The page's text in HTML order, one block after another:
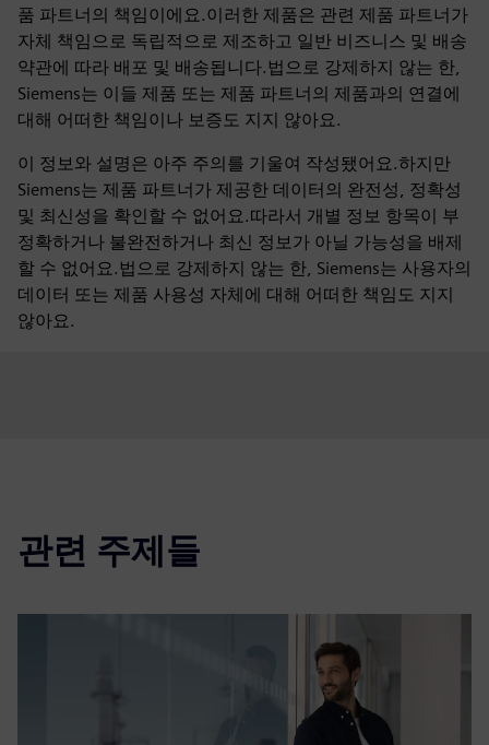
품 파트너의 책임이에요.이러한 제품은 관련 제품 파트너가
자체 책임으로 독립적으로 제조하고 일반 비즈니스 및 배송
약관에 따라 배포 및 배송됩니다.법으로 강제하지 않는 한,
Siemens는 이들 제품 또는 제품 파트너의 제품과의 연결에
대해 어떠한 책임이나 보증도 지지 않아요.
이 정보와 설명은 아주 주의를 기울여 작성됐어요.하지만
Siemens는 제품 파트너가 제공한 데이터의 완전성, 정확성
및 최신성을 확인할 수 없어요.따라서 개별 정보 항목이 부
정확하거나 불완전하거나 최신 정보가 아닐 가능성을 배제
할 수 없어요.법으로 강제하지 않는 한, Siemens는 사용자의
데이터 또는 제품 사용성 자체에 대해 어떠한 책임도 지지
않아요.
관련 주제들